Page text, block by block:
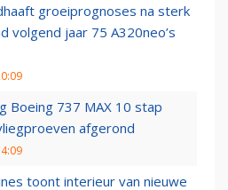
groeiprognoses na sterk
volgend jaar 75 A320neo’s
Boeing 737 MAX 10 stap
afgerond
toont interieur van nieuwe